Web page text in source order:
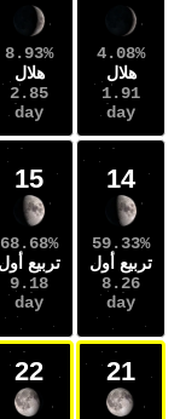
8.93%
هلال
2.85
day
15.28%
هلال
3.77
day
15
68.68%
تربيع أول
9.18
day
16
77.53%
أحدب
متزايد
10.12
day
22
23